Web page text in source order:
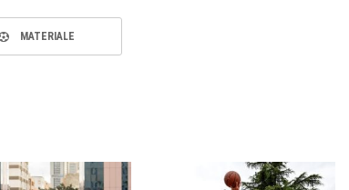
MATERIALE